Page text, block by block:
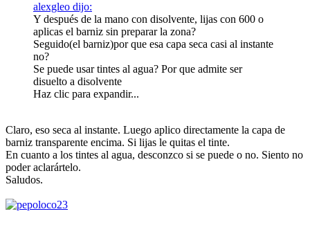
alexgleo dijo:
Y después de la mano con disolvente, lijas con 600 o
aplicas el barniz sin preparar la zona?
Seguido(el barniz)por que esa capa seca casi al instante
no?
Se puede usar tintes al agua? Por que admite ser
disuelto a disolvente
Haz clic para expandir...
Claro, eso seca al instante. Luego aplico directamente la capa de
barniz transparente encima. Si lijas le quitas el tinte.
En cuanto a los tintes al agua, desconzco si se puede o no. Siento no
poder aclarártelo.
Saludos.